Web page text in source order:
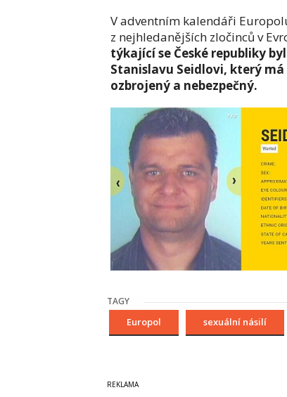
V adventním kalendáři
z nejhledanějších zločinců v
týkající se České republiky
Stanislavu Seidlovi, který
ozbrojený a nebezpečný.
TAGY
Europol sexuální násilí